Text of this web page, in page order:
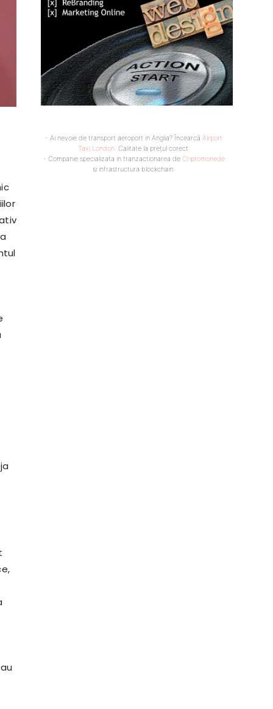
- Ai nevoie de transport aeroport in Anglia? Încearcă Airport
Taxi London. Calitate la prețul corect.
- Companie specializata in tranzactionarea de Criptomonede
si infrastructura blockchain.